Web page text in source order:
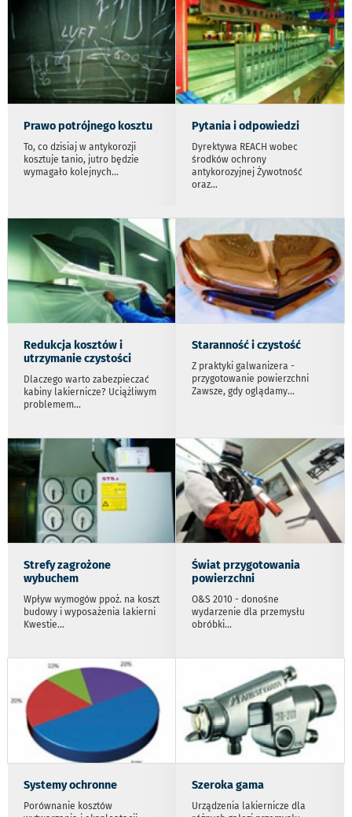
Prawo potrójnego kosztu
To, co dzisiaj w antykorozji
kosztuje tanio, jutro będzie
wymagało kolejnych...
Pytania i odpowiedzi
Dyrektywa REACH wobec
środków ochrony
antykorozyjnej Żywotność
oraz...
Redukcja kosztów i
utrzymanie czystości
Dlaczego warto zabezpieczać
kabiny lakiernicze? Uciążliwym
problemem...
Staranność i czystość
Z praktyki galwanizera -
przygotowanie powierzchni
Zawsze, gdy oglądamy...
Strefy zagrożone
wybuchem
Wpływ wymogów ppoż. na koszt
budowy i wyposażenia lakierni
Kwestie...
Świat przygotowania
powierzchni
O&S 2010 - donośne
wydarzenie dla przemysłu
obróbki...
Systemy ochronne
Porównanie kosztów
Szeroka gama
Urządzenia lakiernicze dla